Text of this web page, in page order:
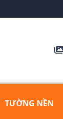
TƯỜNG NỀN